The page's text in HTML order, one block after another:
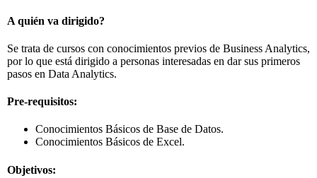
A quién va dirigido?
Se trata de cursos con conocimientos previos de Business Analytics,
por lo que está dirigido a personas interesadas en dar sus primeros
pasos en Data Analytics.
Pre-requisitos:
Conocimientos Básicos de Base de Datos.
Conocimientos Básicos de Excel.
Objetivos: